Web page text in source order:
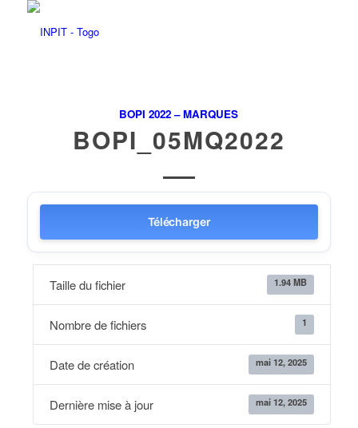
BOPI 2022 – MARQUES
BOPI_05MQ2022
Télécharger
Taille du fichier 1.94 MB
Nombre de fichiers 1
Date de création mai 12, 2025
Dernière mise à jour mai 12, 2025